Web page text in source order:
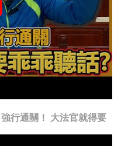
行通關！ 大法官就得要